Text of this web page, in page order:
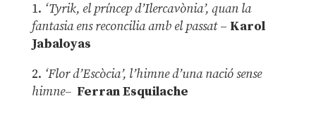
1. ‘Tyrik, el príncep d’Ilercavònia’, quan la
fantasia ens reconcilia amb el passat– Karol
Jabaloyas
2. ‘Flor d’Escòcia’, l’himne d’una nació sense
himne– Ferran Esquilache